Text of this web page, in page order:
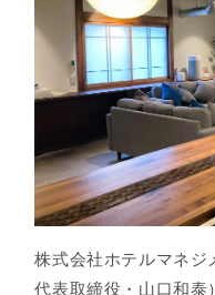
株式会社ホテルマネジ
代表取締役・山口和